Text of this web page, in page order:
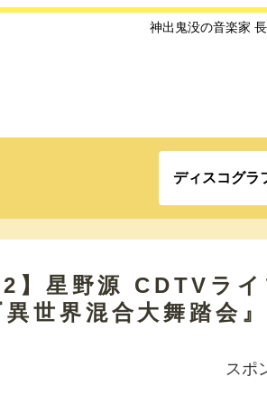
神出鬼没の音楽家
ディスコグラ
】星野源 CDTVラ
異世界混合大舞踏会
スポ